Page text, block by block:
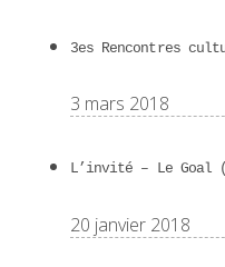
3es Rencontres
3 mars 2018
L’invité – Le Goal
20 janvier 2018